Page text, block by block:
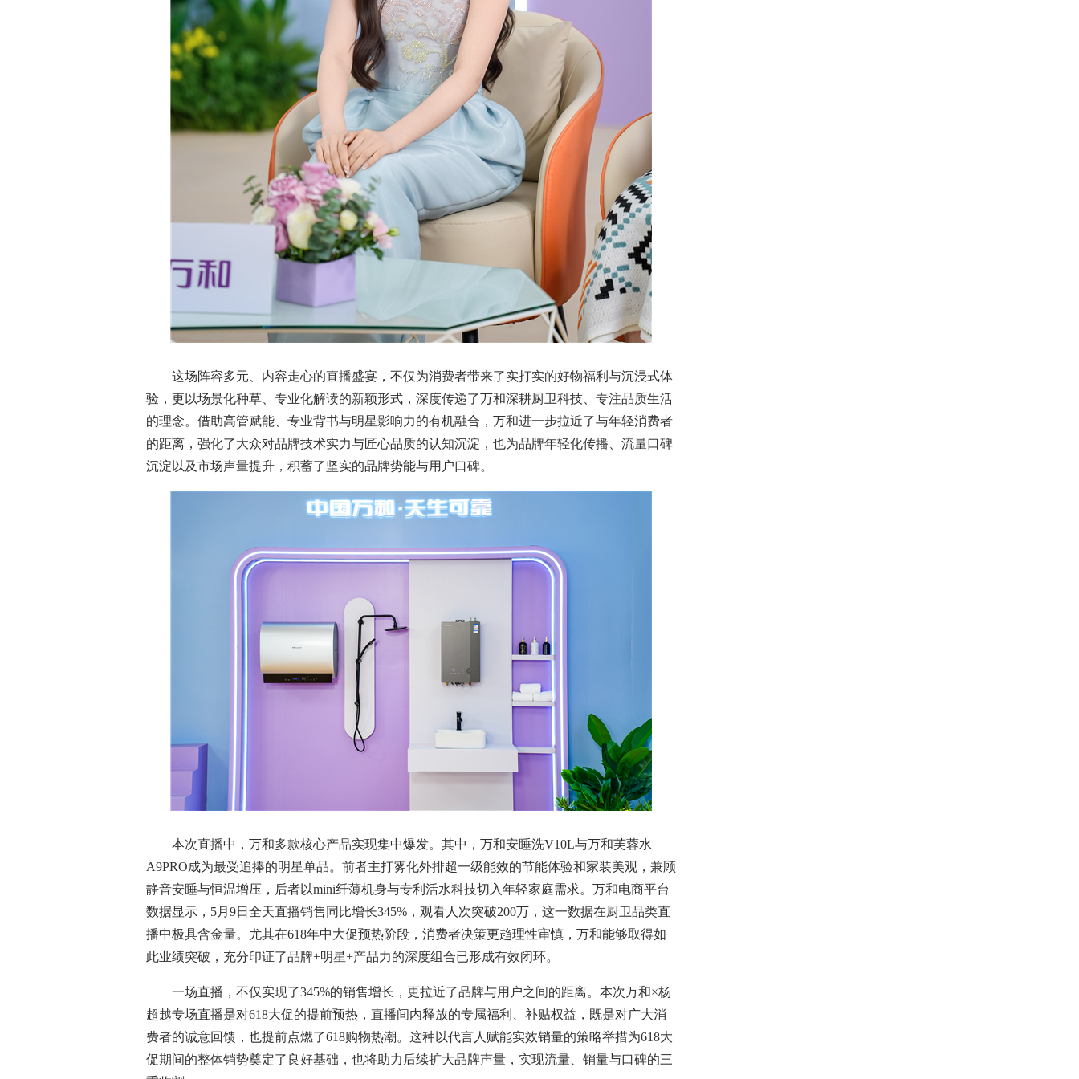
这场阵容多元、内容走心的直播盛宴，不仅为消费者带来了实打实的好物福利与沉浸式体
验，更以场景化种草、专业化解读的新颖形式，深度传递了万和深耕厨卫科技、专注品质生活
的理念。借助高管赋能、专业背书与明星影响力的有机融合，万和进一步拉近了与年轻消费者
的距离，强化了大众对品牌技术实力与匠心品质的认知沉淀，也为品牌年轻化传播、流量口碑
沉淀以及市场声量提升，积蓄了坚实的品牌势能与用户口碑。
本次直播中，万和多款核心产品实现集中爆发。其中，万和安睡洗V10L与万和芙蓉水
A9PRO成为最受追捧的明星单品。前者主打雾化外排超一级能效的节能体验和家装美观，兼顾
静音安睡与恒温增压，后者以mini纤薄机身与专利活水科技切入年轻家庭需求。万和电商平台
数据显示，5月9日全天直播销售同比增长345%，观看人次突破200万，这一数据在厨卫品类直
播中极具含金量。尤其在618年中大促预热阶段，消费者决策更趋理性审慎，万和能够取得如
此业绩突破，充分印证了品牌+明星+产品力的深度组合已形成有效闭环。
一场直播，不仅实现了345%的销售增长，更拉近了品牌与用户之间的距离。本次万和×杨
超越专场直播是对618大促的提前预热，直播间内释放的专属福利、补贴权益，既是对广大消
费者的诚意回馈，也提前点燃了618购物热潮。这种以代言人赋能实效销量的策略举措为618大
促期间的整体销势奠定了良好基础，也将助力后续扩大品牌声量，实现流量、销量与口碑的三